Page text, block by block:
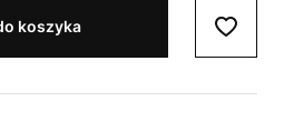
koszyka